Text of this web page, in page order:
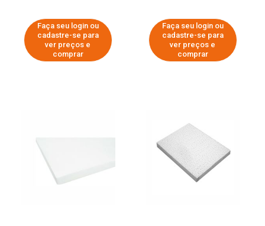
Faça seu login ou
cadastre-se para
ver preços e
comprar
Faça seu login ou
cadastre-se para
ver preços e
comprar